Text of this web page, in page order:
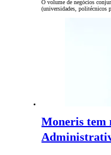
O volume de negócios
(universidades, politécnicos
Moneris tem